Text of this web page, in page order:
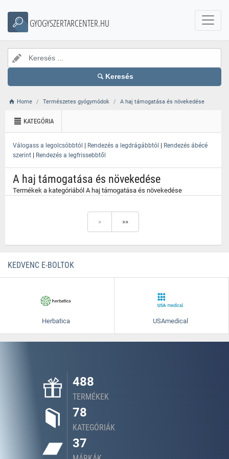
GYOGYSZERTARCENTER.HU
Keresés
Home Természetes gyógymódok A haj támogatása és növekedése
KATEGÓRIA
Válogass a legolcsóbbtól | Rendezés a legdrágábbtól | Rendezés ábécé
szerint | Rendezés a legfrissebbtől
A haj támogatása és növekedése
Termékek a kategóriából A haj támogatása és növekedése
» »»
KEDVENC E-BOLTOK
Herbatica USAmedical
488
TERMÉKEK
78
KATEGÓRIÁK
37